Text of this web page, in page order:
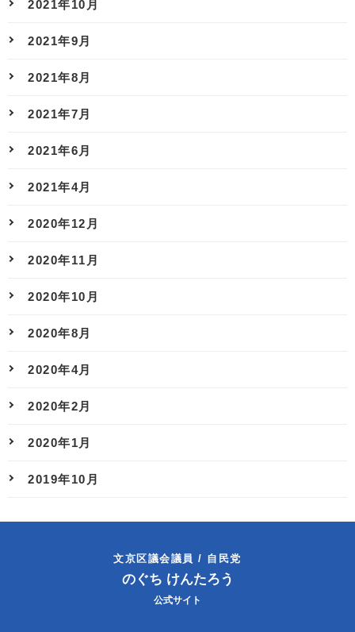
2021年10月
2021年9月
2021年8月
2021年7月
2021年6月
2021年4月
2020年12月
2020年11月
2020年10月
2020年8月
2020年4月
2020年2月
2020年1月
2019年10月
文京区議会議員 / 自民党
のぐち けんたろう
公式サイト